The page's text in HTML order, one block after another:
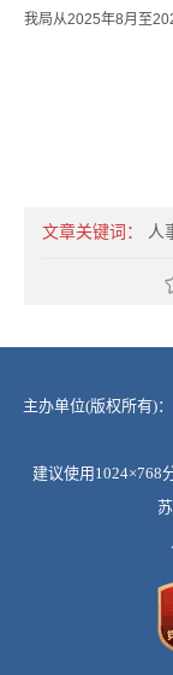
我局从2025年8月至
文章关键词： 人
主办单位(版权所
政
建议使用